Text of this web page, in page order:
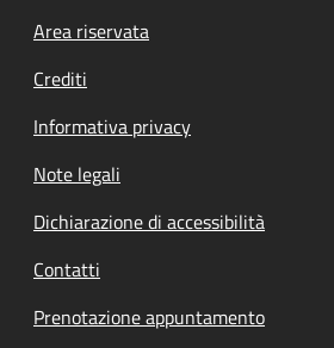
Footer menu
Area riservata
Crediti
Informativa privacy
Note legali
Dichiarazione di accessibilità
Contatti
Prenotazione appuntamento